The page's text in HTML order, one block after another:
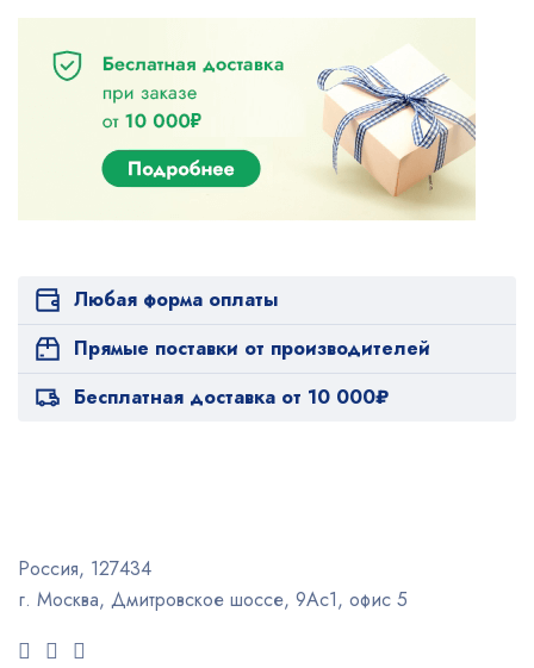
Любая форма оплаты
Прямые поставки от производителей
Бесплатная доставка от 10 000₽
Россия, 127434
г. Москва, Дмитровское шоссе, 9Ас1, офис 5